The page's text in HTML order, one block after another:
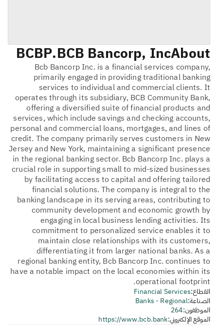
About
BCB Bancorp, Inc.
BCBP
Bcb Bancorp Inc. is a financial services company,
primarily engaged in providing traditional banking
services to individual and commercial clients. It
operates through its subsidiary, BCB Community Bank,
offering a diversified suite of financial products and
services, which include savings and checking accounts,
personal and commercial loans, mortgages, and lines of
credit. The company primarily serves customers in New
Jersey and New York, maintaining a significant presence
in the regional banking sector. Bcb Bancorp Inc. plays a
crucial role in supporting small to mid-sized businesses
by facilitating access to capital and offering tailored
financial solutions. The company is integral to the
banking landscape in its serving areas, contributing to
community development and economic growth by
engaging in local business lending activities. Its
commitment to personalized service enables it to
maintain close relationships with its customers,
differentiating it from larger national banks. As a
regional banking entity, Bcb Bancorp Inc. continues to
have a notable impact on the local economies within its
operational footprint.
القطاع:Financial Services
الصناعة:Banks - Regional
الموظفون:264
الموقع الإلكتروني:https://www.bcb.bank